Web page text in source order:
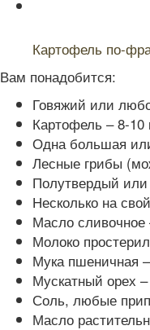
Картофель по-
Вам понадобится:
Говяжий или
Картофель – 8-10
Одна большая
Лесные грибы
Полутвердый или
Несколько на
Масло сливочное
Молоко
Мука пшеничная
Мускатный орех
Соль, любые
Масло